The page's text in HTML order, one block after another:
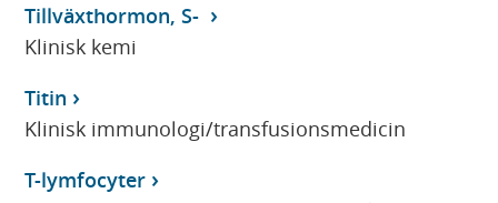
Tillväxthormon, S-
Klinisk kemi
Titin
Klinisk immunologi/transfusionsmedicin
T-lymfocyter